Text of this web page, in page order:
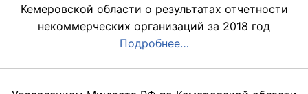
Кемеровской области о результатах отчетности
некоммерческих организаций за 2018 год
Подробнее…